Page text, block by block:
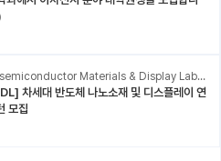
한양대학교 Nanosemiconductor Materials & Display Laboratory
차세대 반도체 나노소재 및 디스플레이 연
모집